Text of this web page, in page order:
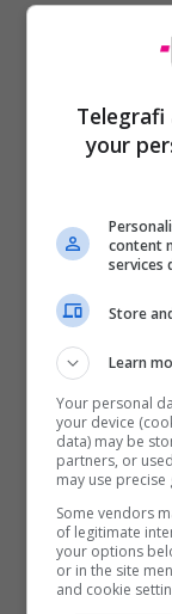
your
content
services
Store
Learn
Your personal
your device
data) may be
partners, or
may use
Some vendors
of legitimate
your options
or in the site
and cookie